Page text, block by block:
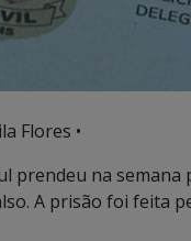
Flores •
prendeu na semana
A prisão foi feita